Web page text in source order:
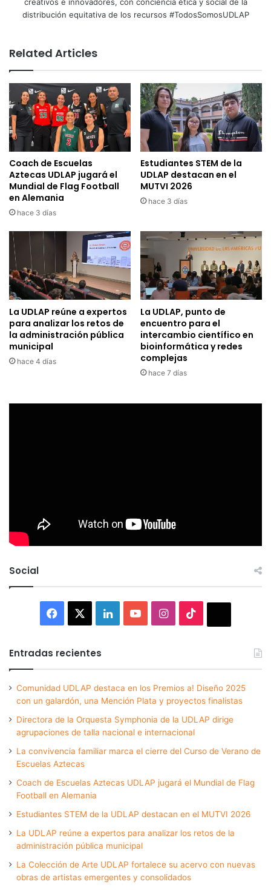
distribución equitativa de los recursos #TodosSomosUDLAP
Related Articles
Coach de Escuelas
Aztecas UDLAP jugará el
Mundial de Flag Football
en Alemania
hace 3 días
Estudiantes STEM de la
UDLAP destacan en el
MUTVI 2026
hace 3 días
La UDLAP reúne a expertos
para analizar los retos de
la administración pública
municipal
hace 4 días
La UDLAP, punto de
encuentro para el
intercambio científico en
bioinformática y redes
complejas
hace 7 días
Social
Facebook LinkedInYouTubeInstagram
Entradas recientes
Comunidad UDLAP destaca en los Premios a! Diseño 2025
con un galardón, una Mención Plata y proyectos finalistas
Directora de la Orquesta Symphonia de la UDLAP dirige
agrupaciones de talla nacional e internacional
La convivencia familiar marca el cierre del Curso de Verano de
Escuelas Aztecas
Coach de Escuelas Aztecas UDLAP jugará el Mundial de Flag
Football en Alemania
Estudiantes STEM de la UDLAP destacan en el MUTVI 2026
La UDLAP reúne a expertos para analizar los retos de la
administración pública municipal
La Colección de Arte UDLAP fortalece su acervo con nuevas
obras de artistas emergentes y consolidados